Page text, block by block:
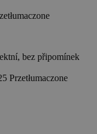
bez připomínek
Przetłumaczone